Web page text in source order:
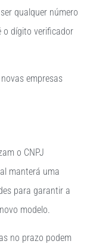
ser qualquer número
o dígito verificador
empresas
o CNPJ
manterá uma
para garantir a
modelo.
no prazo podem